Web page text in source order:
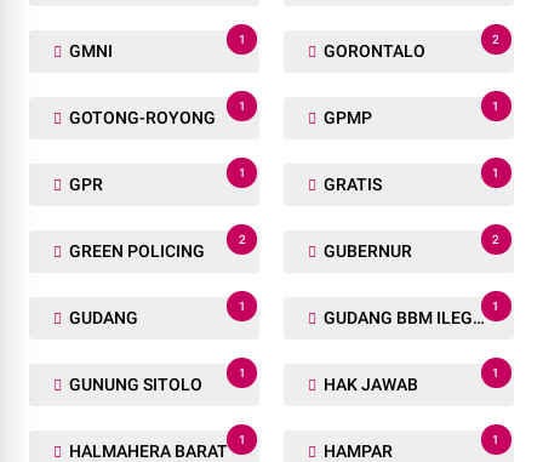
GMNI
1
GORONTALO
2
GOTONG-ROYONG
1
GPMP
1
GPR
1
GRATIS
1
GREEN POLICING
2
GUBERNUR
2
GUDANG
1
GUDANG BBM ILEGAL
1
GUNUNG SITOLO
1
HAK JAWAB
1
HALMAHERA BARAT
1
HAMPAR
1